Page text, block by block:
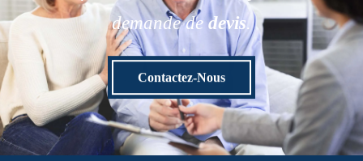
demande de devis.
Contactez-Nous